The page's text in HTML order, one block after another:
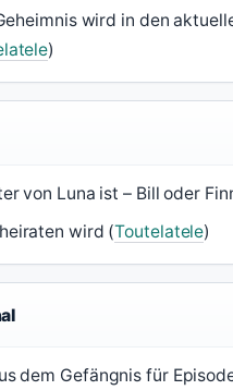
wird in den
)
von Luna ist – Bill oder
wird (Toutelatele)
dem Gefängnis für